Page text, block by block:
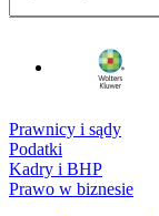
Prawnicy i sądy
Podatki
Kadry i BHP
Prawo w biznesie